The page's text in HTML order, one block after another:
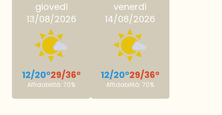
giovedì
13/08/2026
12/20°29/36°
Affidabilità: 70%
venerdì
14/08/2026
12/20°29/36°
Affidabilità: 70%